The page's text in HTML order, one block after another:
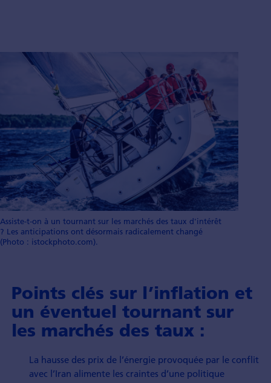
Assiste-t-on à un tournant sur les marchés des taux d'intérêt
? Les anticipations ont désormais radicalement changé
(Photo : istockphoto.com).
Points clés sur l’inflation et
un éventuel tournant sur
les marchés des taux :
La hausse des prix de l’énergie provoquée par le conflit
avec l’Iran alimente les craintes d’une politique